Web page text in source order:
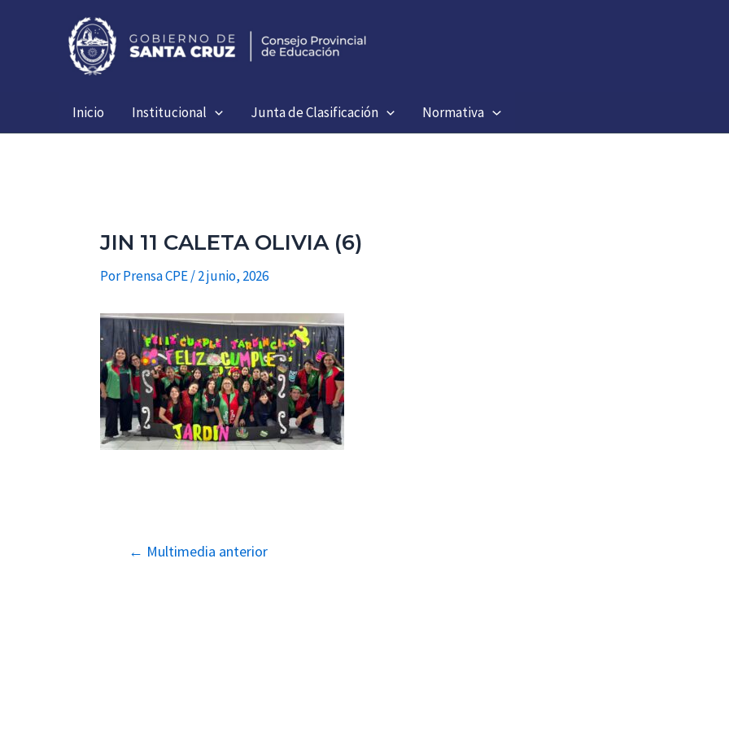
Inicio Institucional Junta de Clasificación Normativa
JIN 11 CALETA OLIVIA (6)
PorPrensa CPE/2 junio, 2026
Navegación
← Multimedia anterior